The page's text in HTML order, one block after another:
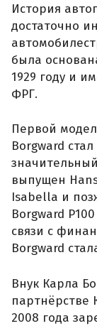
История
достаточно
была
1929 году и
ФРГ.
Первой
Borgward
выпущен
Isabella и
Borgward
связи с
Borgward
Внук Карла
партнёрстве
2008 года